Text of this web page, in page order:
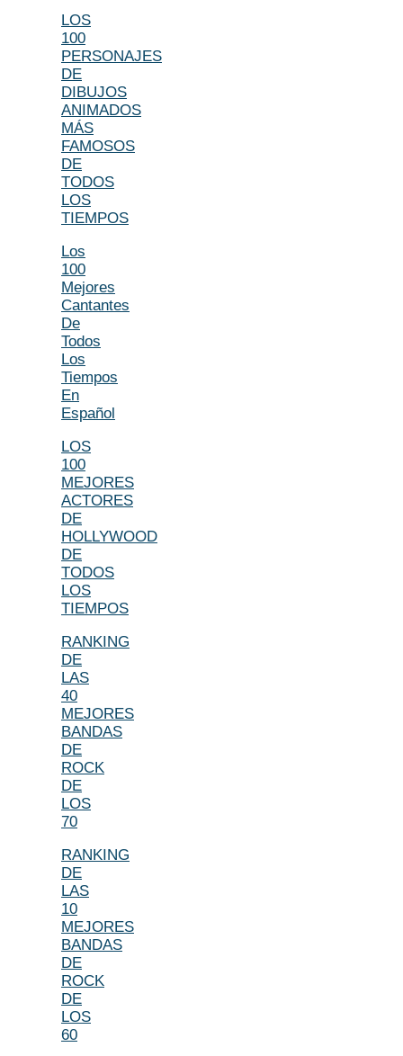
LOS
100
PERSONAJES
DE
DIBUJOS
ANIMADOS
MÁS
FAMOSOS
DE
TODOS
LOS
TIEMPOS
Los
100
Mejores
Cantantes
De
Todos
Los
Tiempos
En
Español
LOS
100
MEJORES
ACTORES
DE
HOLLYWOOD
DE
TODOS
LOS
TIEMPOS
RANKING
DE
LAS
40
MEJORES
BANDAS
DE
ROCK
DE
LOS
70
RANKING
DE
LAS
10
MEJORES
BANDAS
DE
ROCK
DE
LOS
60